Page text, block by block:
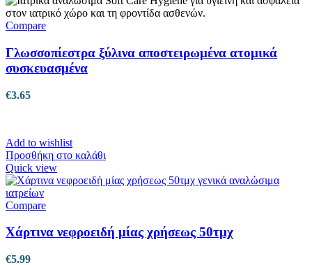
Compare
Γλωσσοπίεστρα ξύλινα αποστειρωμένα ατομικά
συσκευασμένα
€3.65
Add to wishlist
Προσθήκη στο καλάθι
Quick view
Compare
Χάρτινα νεφροειδή μίας χρήσεως 50τμχ
€5.99